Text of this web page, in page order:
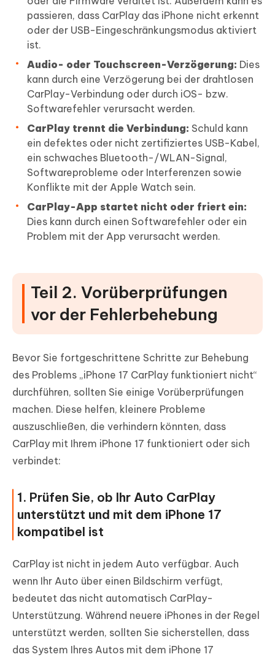
passieren, dass CarPlay das iPhone nicht erkennt
oder der USB-Eingeschränkungsmodus aktiviert
ist.
Audio- oder Touchscreen-Verzögerung: Dies
kann durch eine Verzögerung bei der drahtlosen
CarPlay-Verbindung oder durch iOS- bzw.
Softwarefehler verursacht werden.
CarPlay trennt die Verbindung: Schuld kann
ein defektes oder nicht zertifiziertes USB-Kabel,
ein schwaches Bluetooth-/WLAN-Signal,
Softwareprobleme oder Interferenzen sowie
Konflikte mit der Apple Watch sein.
CarPlay-App startet nicht oder friert ein:
Dies kann durch einen Softwarefehler oder ein
Problem mit der App verursacht werden.
Teil 2. Vorüberprüfungen
vor der Fehlerbehebung
Bevor Sie fortgeschrittene Schritte zur Behebung
des Problems „iPhone 17 CarPlay funktioniert nicht“
durchführen, sollten Sie einige Vorüberprüfungen
machen. Diese helfen, kleinere Probleme
auszuschließen, die verhindern könnten, dass
CarPlay mit Ihrem iPhone 17 funktioniert oder sich
verbindet:
1. Prüfen Sie, ob Ihr Auto CarPlay
unterstützt und mit dem iPhone 17
kompatibel ist
CarPlay ist nicht in jedem Auto verfügbar. Auch
wenn Ihr Auto über einen Bildschirm verfügt,
bedeutet das nicht automatisch CarPlay-
Unterstützung. Während neuere iPhones in der Regel
unterstützt werden, sollten Sie sicherstellen, dass
das System Ihres Autos mit dem iPhone 17